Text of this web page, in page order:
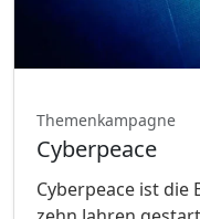
Themenkampagne
Cyberpeace
Cyberpeace ist die